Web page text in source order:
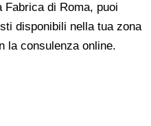
di Roma, puoi
disponibili nella tua zona
la consulenza online.